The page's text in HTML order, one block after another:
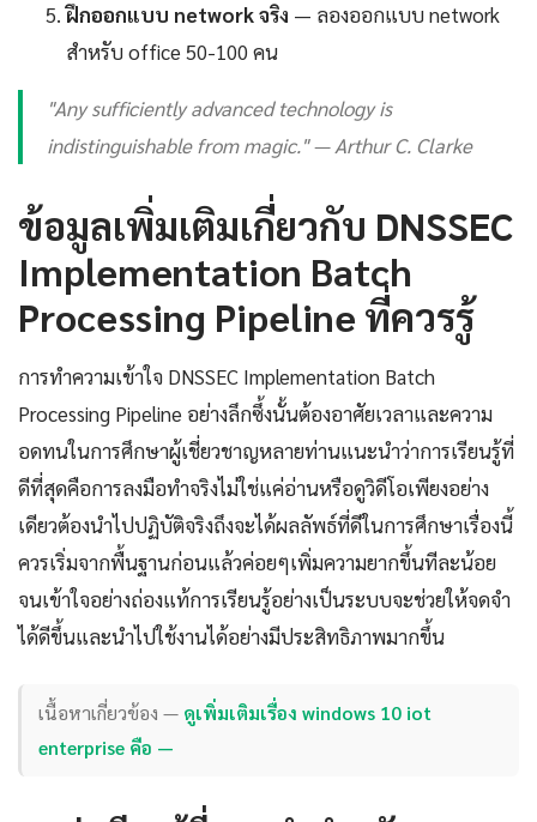
ฝึกออกแบบ network จริง — ลองออกแบบ network
สำหรับ office 50-100 คน
"Any sufficiently advanced technology is
indistinguishable from magic." — Arthur C. Clarke
ข้อมูลเพิ่มเติมเกี่ยวกับ DNSSEC
Implementation Batch
Processing Pipeline ที่ควรรู้
การทำความเข้าใจ DNSSEC Implementation Batch
Processing Pipeline อย่างลึกซึ้งนั้นต้องอาศัยเวลาและความ
อดทนในการศึกษาผู้เชี่ยวชาญหลายท่านแนะนำว่าการเรียนรู้ที่
ดีที่สุดคือการลงมือทำจริงไม่ใช่แค่อ่านหรือดูวิดีโอเพียงอย่าง
เดียวต้องนำไปปฏิบัติจริงถึงจะได้ผลลัพธ์ที่ดีในการศึกษาเรื่องนี้
ควรเริ่มจากพื้นฐานก่อนแล้วค่อยๆเพิ่มความยากขึ้นทีละน้อย
จนเข้าใจอย่างถ่องแท้การเรียนรู้อย่างเป็นระบบจะช่วยให้จดจำ
ได้ดีขึ้นและนำไปใช้งานได้อย่างมีประสิทธิภาพมากขึ้น
เนื้อหาเกี่ยวข้อง — ดูเพิ่มเติมเรื่อง windows 10 iot
enterprise คือ —